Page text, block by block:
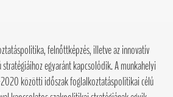
felnőttképzés, illetve az innovatív
egyaránt kapcsolódik. A munkahelyi
közötti időszak foglalkoztatáspolitikai célú